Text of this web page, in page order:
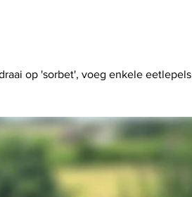
op 'sorbet', voeg enkele eetlepels